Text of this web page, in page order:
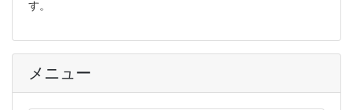
メニュー
す。